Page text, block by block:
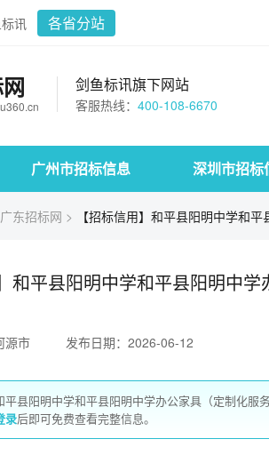
讯 各省分站
剑鱼标讯旗下网站
客服热线： 400-108-6670
广州市招标信息 深圳市招标
广东招标网 > 【招标信用】和平县阳明中学和
和平县阳明中学和平县阳明中
源市 发布日期：2026-06-12
平县阳明中学和平县阳明中学办公家具（定制化
录后即可免费查看完整信息。